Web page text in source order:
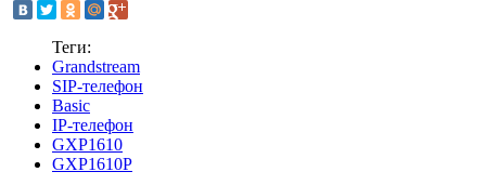
Теги:
Grandstream
SIP-телефон
Basic
IP-телефон
GXP1610
GXP1610P